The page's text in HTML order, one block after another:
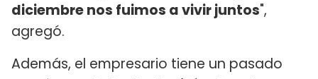
diciembre nos fuimos a vivir juntos",
agregó.
Además, el empresario tiene un pasado